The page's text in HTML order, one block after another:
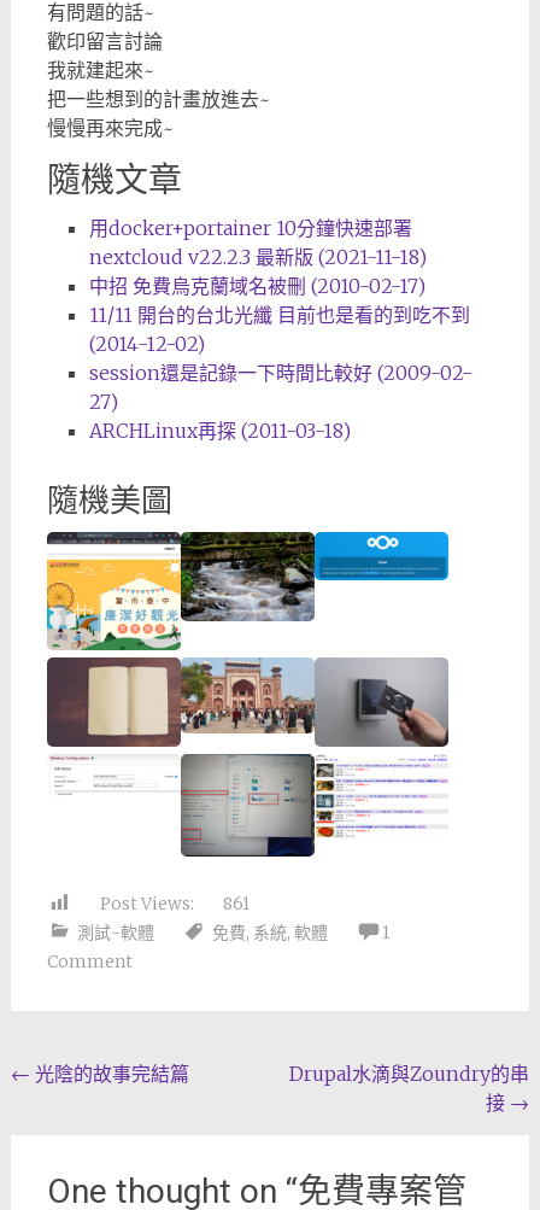
有問題的話~
歡印留言討論
我就建起來~
把一些想到的計畫放進去~
慢慢再來完成~
隨機文章
用docker+portainer 10分鐘快速部署
nextcloud v22.2.3 最新版 (2021-11-18)
中招 免費烏克蘭域名被刪 (2010-02-17)
11/11 開台的台北光纖 目前也是看的到吃不到
(2014-12-02)
session還是記錄一下時間比較好 (2009-02-
27)
ARCHLinux再探 (2011-03-18)
隨機美圖
Post Views:
861
測試-軟體
免費, 系統, 軟體
1
Comment
Post
← 光陰的故事完結篇
Drupal水滴與Zoundry的串
接 →
One thought on “免費專案管